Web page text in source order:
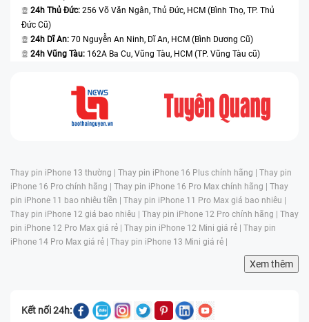
24h Thủ Đức: 256 Võ Văn Ngân, Thủ Đức, HCM (Bình Thọ, TP. Thủ
Đức Cũ)
24h Dĩ An: 70 Nguyễn An Ninh, Dĩ An, HCM (Bình Dương Cũ)
24h Vũng Tàu: 162A Ba Cu, Vũng Tàu, HCM (TP. Vũng Tàu cũ)
Thay pin iPhone 13 thường | Thay pin iPhone 16 Plus chính hãng | Thay pin
iPhone 16 Pro chính hãng | Thay pin iPhone 16 Pro Max chính hãng | Thay
pin iPhone 11 bao nhiêu tiền | Thay pin iPhone 11 Pro Max giá bao nhiêu |
Thay pin iPhone 12 giá bao nhiêu | Thay pin iPhone 12 Pro chính hãng | Thay
pin iPhone 12 Pro Max giá rẻ | Thay pin iPhone 12 Mini giá rẻ | Thay pin
iPhone 14 Pro Max giá rẻ | Thay pin iPhone 13 Mini giá rẻ |
Xem thêm
Kết nối 24h: